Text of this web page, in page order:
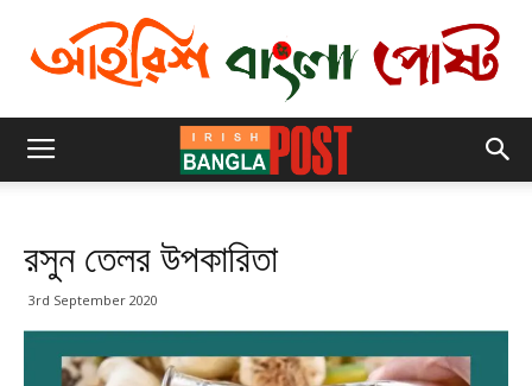
রসুন তেলর উপকারিতা
3rd September 2020